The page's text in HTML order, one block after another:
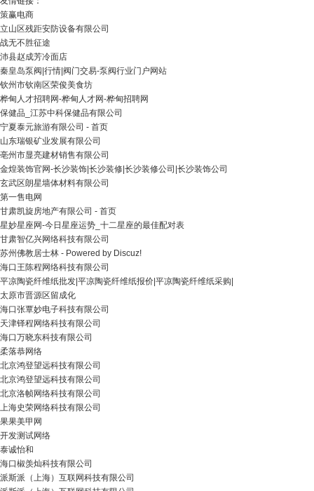
策赢电商
立山区残距安防设备有限公司
战无不胜征途
沛县赵成芳冷面店
秦皇岛泵阀|行情|阀门交易-泵阀行业门户网站
钦州市钦南区荣俊美食坊
桦甸人才招聘网-桦甸人才网-桦甸招聘网
保健品_江苏中科保健品有限公司
宁夏泰元旅游有限公司 - 首页
山东瑞银矿业发展有限公司
亳州市显亮建材销售有限公司
金煌装饰官网-长沙装饰|长沙装修|长沙装修公司|长沙装饰公司
玄武区朗星墙体材料有限公司
第一售电网
甘肃凯旋房地产有限公司 - 首页
星妙星座网-今日星座运势_十二星座的最佳配对表
甘肃智亿兴网络科技有限公司
苏州佛教居士林 - Powered by Discuz!
海口王陈程网络科技有限公司
平凉陶瓷纤维纸批发|平凉陶瓷纤维纸报价|平凉陶瓷纤维纸采购|
太原市晋源区留成化
海口张覃妙电子科技有限公司
天津铎程网络科技有限公司
海口万晓东科技有限公司
柔落恭网络
北京鸿登望远科技有限公司
北京鸿登望远科技有限公司
北京洛帧网络科技有限公司
上海史荣网络科技有限公司
果果美甲网
开发测试网络
泰诚怡和
海口椒羡灿科技有限公司
派斯派（上海）互联网科技有限公司